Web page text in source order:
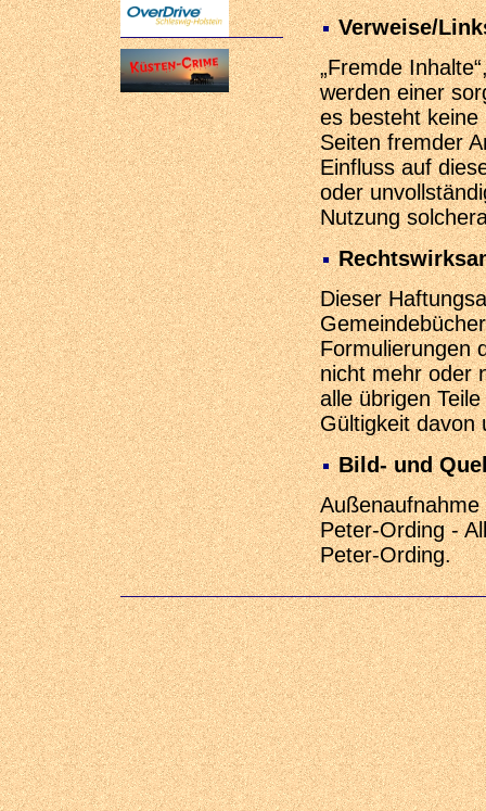
Verweise/
„Fremde
werden einer
es besteht keine
Seiten fremder
Einfluss auf
oder
Nutzung
Dieser
Formulierungen
nicht mehr oder
alle übrigen
Gültigkeit davon
Bild- und
Peter-Ording -
Peter-Ording.